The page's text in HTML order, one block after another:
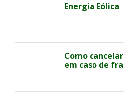
Energia Eólica
Como
em caso de